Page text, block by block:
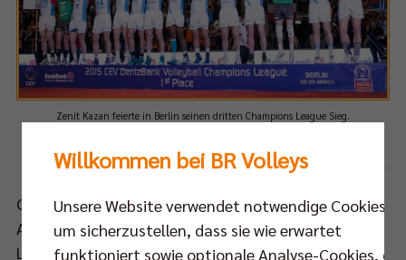
Zenit Kazan feierte in Berlin seinen dritten Champions League Sieg.
Genau um 18.27 Uhr packte Kazans Kapitän Nikolai
Apalikov ein letztes Mal bei diesem Champions
League Finalwochenende kraftvoll zu. Der
Willkommen bei BR Volleys
Unsere Website verwendet notwendige Cookies,
um sicherzustellen, dass sie wie erwartet
funktioniert sowie optionale Analyse-Cookies, die